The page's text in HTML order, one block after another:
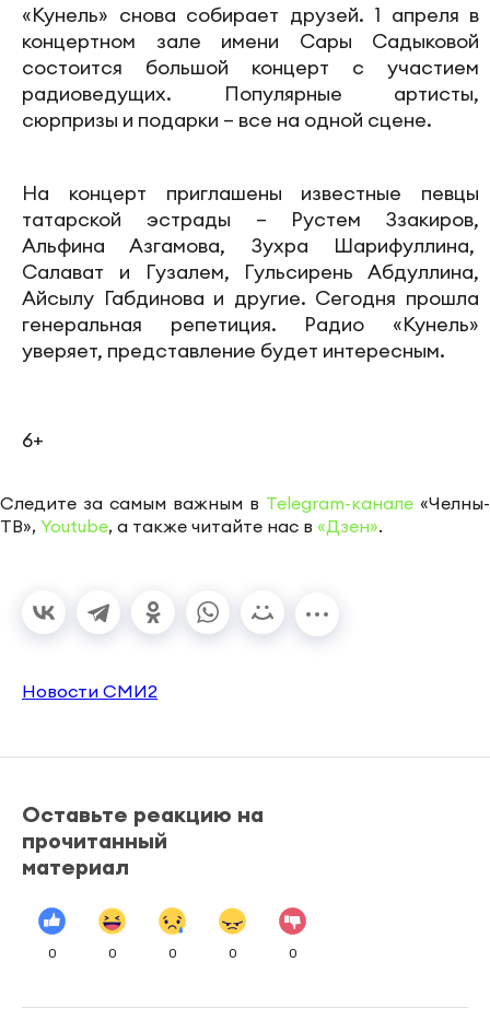
«Кунель» снова собирает друзей. 1 апреля в
концертном зале имени Сары Садыковой
состоится большой концерт с участием
радиоведущих. Популярные артисты,
сюрпризы и подарки – все на одной сцене.
На концерт приглашены известные певцы
татарской эстрады – Рустем Ззакиров,
Альфина Азгамова, Зухра Шарифуллина,
Салават и Гузалем, Гульсирень Абдуллина,
Айсылу Габдинова и другие. Сегодня прошла
генеральная репетиция. Радио «Кунель»
уверяет, представление будет интересным.
6+
Следите за самым важным в Telegram-канале «Челны-
ТВ», Youtube, а также читайте нас в «Дзен».
Новости СМИ2
Оставьте реакцию на
прочитанный
материал
0 0 0 0 0